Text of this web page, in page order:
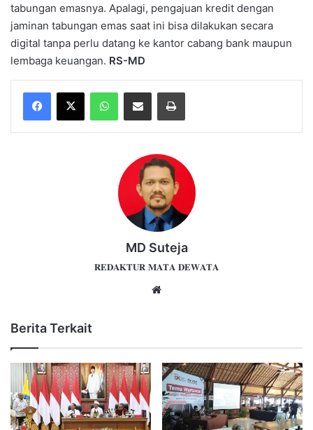
tabungan emasnya. Apalagi, pengajuan kredit dengan
jaminan tabungan emas saat ini bisa dilakukan secara
digital tanpa perlu datang ke kantor cabang bank maupun
lembaga keuangan. RS-MD
WhatsAppShare via Email Print
MD Suteja
𝐑𝐄𝐃𝐀𝐊𝐓𝐔𝐑 𝐌𝐀𝐓𝐀 𝐃𝐄𝐖𝐀𝐓𝐀
Berita Terkait